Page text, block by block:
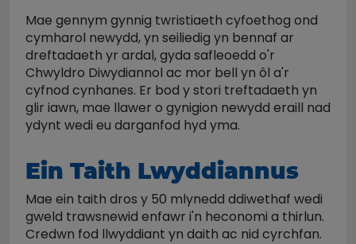
Mae gennym gynnig twristiaeth cyfoethog ond
cymharol newydd, yn seiliedig yn bennaf ar
dreftadaeth yr ardal, gyda safleoedd o'r
Chwyldro Diwydiannol ac mor bell yn ôl a'r
cyfnod cynhanes. Er bod y stori treftadaeth yn
glir iawn, mae llawer o gynigion newydd eraill nad
ydynt wedi eu darganfod hyd yma.
Ein Taith Lwyddiannus
Mae ein taith dros y 50 mlynedd ddiwethaf wedi
gweld trawsnewid enfawr i'n heconomi a thirlun.
Credwn fod llwyddiant yn daith ac nid cyrchfan.